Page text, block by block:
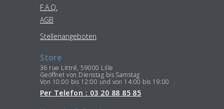
F.A.Q.
AGB
Stellenangeboten
Store
36 rue Littré, 59000 Lille
Geöffnet von Dienstag bis Samstag
Von 10:00 bis 12:00 und von 14:00 bis 19:00
Per Telefon : 03 20 88 85 85